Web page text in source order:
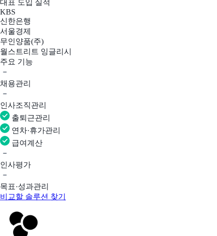
대표 도입 실적
KBS
신한은행
서울경제
무인양품(주)
월스트리트 잉글리시
주요 기능
채용관리
인사조직관리
출퇴근관리
연차·휴가관리
급여계산
인사평가
목표·성과관리
비교할 솔루션 찾기